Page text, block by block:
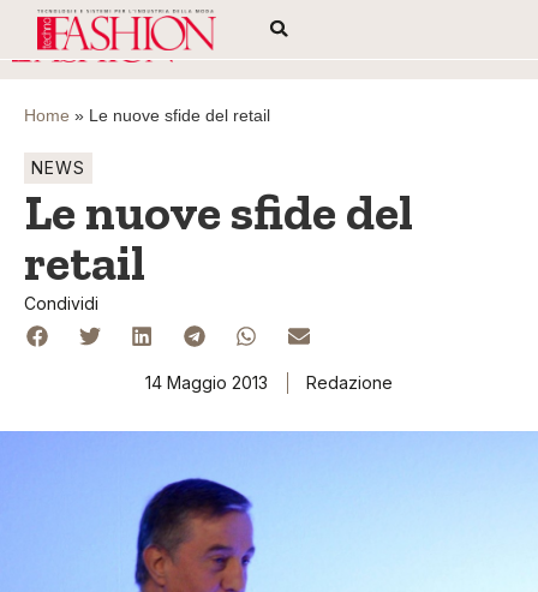
Home » Le nuove sfide del retail
NEWS
Le nuove sfide del
retail
Condividi
14 Maggio 2013 Redazione